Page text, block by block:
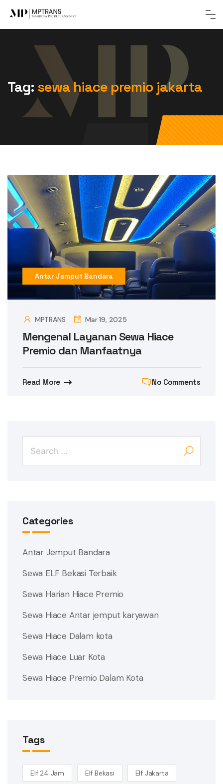
Tag: sewa hiace premio jakarta
Antar Jemput Bandara
MPTRANS Mar 19, 2025
Mengenal Layanan Sewa Hiace
Premio dan Manfaatnya
Read More No Comments
Categories
Antar Jemput Bandara
Sewa ELF Bekasi Terbaik
Sewa Harian Hiace Premio
Sewa Hiace Antar jemput karyawan
Sewa Hiace Dalam kota
Sewa Hiace Luar Kota
Sewa Hiace Premio Dalam Kota
Tags
Elf 24 Jam Elf Bekasi Elf Jakarta